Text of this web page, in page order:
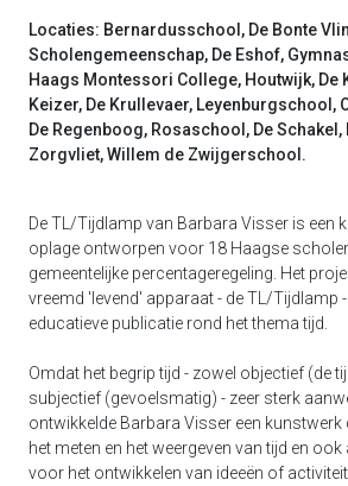
Locaties: Bernardusschool, De Bonte
Scholengemeenschap, De Eshof,
Haags Montessori College, Houtwijk, De
Keizer, De Krullevaer, Leyenburgschool,
De Regenboog, Rosaschool, De Schakel,
Zorgvliet, Willem de Zwijgerschool.
De TL/Tijdlamp van Barbara Visser is een
oplage ontworpen voor 18 Haagse
gemeentelijke percentageregeling. Het
vreemd 'levend' apparaat - de TL/Tijdlamp
educatieve publicatie rond het thema tijd.
Omdat het begrip tijd - zowel objectief (de
subjectief (gevoelsmatig) - zeer sterk
ontwikkelde Barbara Visser een kunstwerk
het meten en het weergeven van tijd en
voor het ontwikkelen van ideeën of